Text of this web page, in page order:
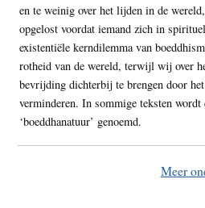
en te weinig over het lijden in de
opgelost voordat iemand zich in
existentiële kerndilemma van
rotheid van de wereld, terwijl wij over
bevrijding dichterbij te brengen door
verminderen. In sommige teksten wordt
‘boeddhanatuur’ genoemd.
Meer